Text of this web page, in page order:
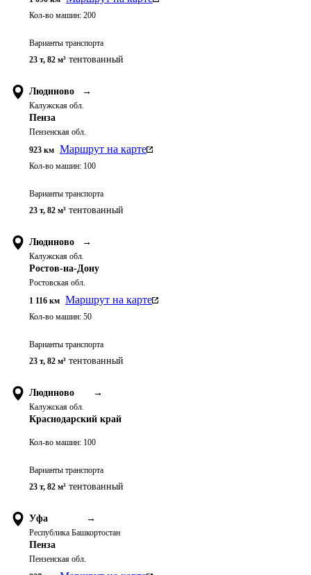
Кол-во машин: 200
Варианты транспорта
23 т, 82 м³ тентованный
Людиново →
Калужская обл.
Пенза
Пензенская обл.
923 км Маршрут на карте
Кол-во машин: 100
Варианты транспорта
23 т, 82 м³ тентованный
Людиново →
Калужская обл.
Ростов-на-Дону
Ростовская обл.
1 116 км Маршрут на карте
Кол-во машин: 50
Варианты транспорта
23 т, 82 м³ тентованный
Людиново →
Калужская обл.
Краснодарский край
Кол-во машин: 100
Варианты транспорта
23 т, 82 м³ тентованный
Уфа →
Республика Башкортостан
Пенза
Пензенская обл.